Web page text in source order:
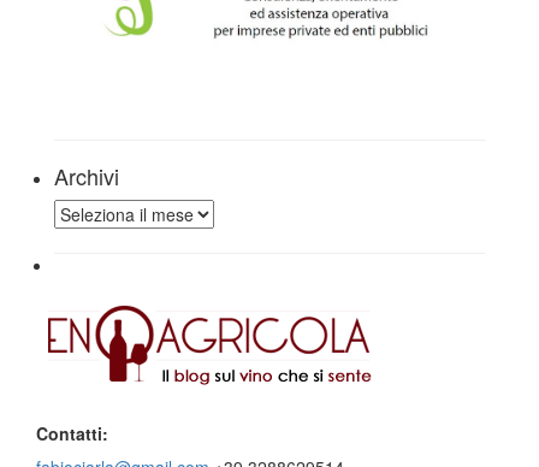
Archivi
Archivi
Contatti: